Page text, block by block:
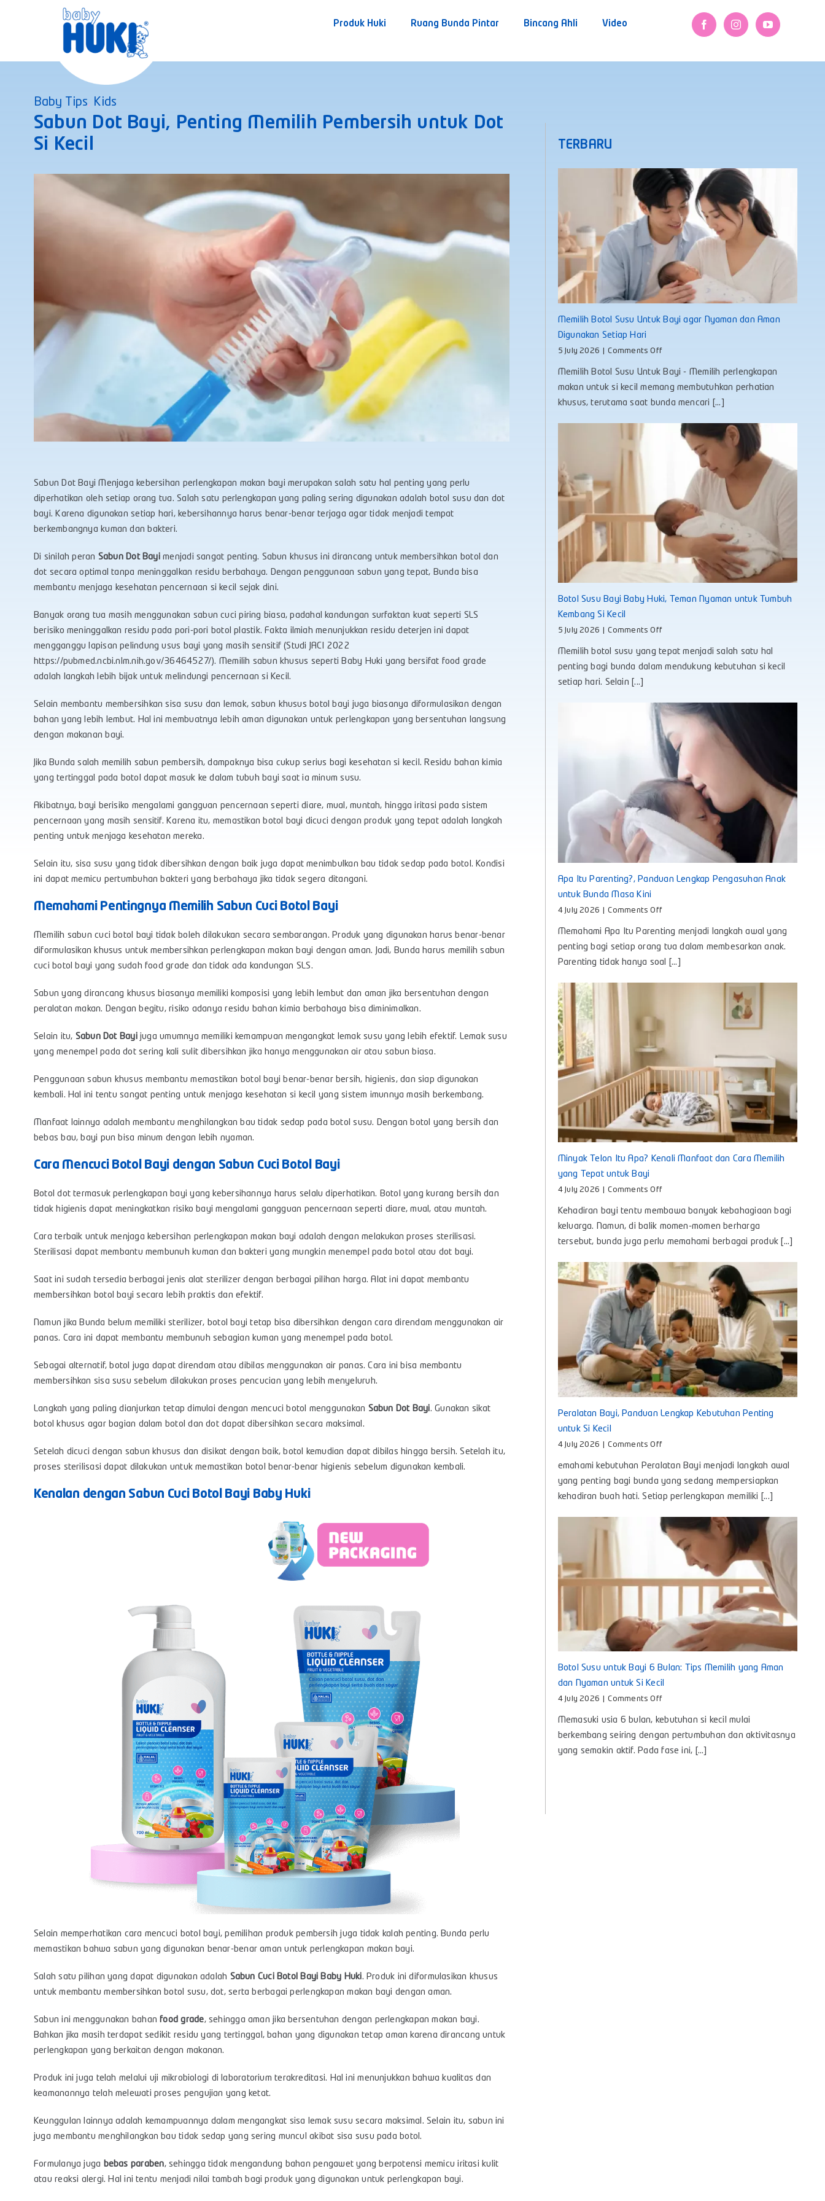
Produk Huki Ruang Bunda Pintar Bincang Ahli Video
Baby Tips, Kids
Sabun Dot Bayi, Penting Memilih Pembersih untuk Dot
Si Kecil
Sabun Dot Bayi Menjaga kebersihan perlengkapan makan bayi merupakan salah satu hal penting yang perlu
diperhatikan oleh setiap orang tua. Salah satu perlengkapan yang paling sering digunakan adalah botol susu dan dot
bayi. Karena digunakan setiap hari, kebersihannya harus benar-benar terjaga agar tidak menjadi tempat
berkembangnya kuman dan bakteri.
Di sinilah peran Sabun Dot Bayimenjadi sangat penting. Sabun khusus ini dirancang untuk membersihkan botol dan
dot secara optimal tanpa meninggalkan residu berbahaya. Dengan penggunaan sabun yang tepat, Bunda bisa
membantu menjaga kesehatan pencernaan si kecil sejak dini.
Banyak orang tua masih menggunakan sabun cuci piring biasa, padahal kandungan surfaktan kuat seperti SLS
berisiko meninggalkan residu pada pori-pori botol plastik. Fakta ilmiah menunjukkan residu deterjen ini dapat
mengganggu lapisan pelindung usus bayi yang masih sensitif (Studi JACI 2022
https://pubmed.ncbi.nlm.nih.gov/36464527/). Memilih sabun khusus seperti Baby Huki yang bersifat food grade
adalah langkah lebih bijak untuk melindungi pencernaan si Kecil.
Selain membantu membersihkan sisa susu dan lemak, sabun khusus botol bayi juga biasanya diformulasikan dengan
bahan yang lebih lembut. Hal ini membuatnya lebih aman digunakan untuk perlengkapan yang bersentuhan langsung
dengan makanan bayi.
Jika Bunda salah memilih sabun pembersih, dampaknya bisa cukup serius bagi kesehatan si kecil. Residu bahan kimia
yang tertinggal pada botol dapat masuk ke dalam tubuh bayi saat ia minum susu.
Akibatnya, bayi berisiko mengalami gangguan pencernaan seperti diare, mual, muntah, hingga iritasi pada sistem
pencernaan yang masih sensitif. Karena itu, memastikan botol bayi dicuci dengan produk yang tepat adalah langkah
penting untuk menjaga kesehatan mereka.
Selain itu, sisa susu yang tidak dibersihkan dengan baik juga dapat menimbulkan bau tidak sedap pada botol. Kondisi
ini dapat memicu pertumbuhan bakteri yang berbahaya jika tidak segera ditangani.
Memahami Pentingnya Memilih Sabun Cuci Botol Bayi
Memilih sabun cuci botol bayi tidak boleh dilakukan secara sembarangan. Produk yang digunakan harus benar-benar
diformulasikan khusus untuk membersihkan perlengkapan makan bayi dengan aman. Jadi, Bunda harus memilih sabun
cuci botol bayi yang sudah food grade dan tidak ada kandungan SLS.
Sabun yang dirancang khusus biasanya memiliki komposisi yang lebih lembut dan aman jika bersentuhan dengan
peralatan makan. Dengan begitu, risiko adanya residu bahan kimia berbahaya bisa diminimalkan.
Selain itu, Sabun Dot Bayijuga umumnya memiliki kemampuan mengangkat lemak susu yang lebih efektif. Lemak susu
yang menempel pada dot sering kali sulit dibersihkan jika hanya menggunakan air atau sabun biasa.
Penggunaan sabun khusus membantu memastikan botol bayi benar-benar bersih, higienis, dan siap digunakan
kembali. Hal ini tentu sangat penting untuk menjaga kesehatan si kecil yang sistem imunnya masih berkembang.
Manfaat lainnya adalah membantu menghilangkan bau tidak sedap pada botol susu. Dengan botol yang bersih dan
bebas bau, bayi pun bisa minum dengan lebih nyaman.
Cara Mencuci Botol Bayi dengan Sabun Cuci Botol Bayi
Botol dot termasuk perlengkapan bayi yang kebersihannya harus selalu diperhatikan. Botol yang kurang bersih dan
tidak higienis dapat meningkatkan risiko bayi mengalami gangguan pencernaan seperti diare, mual, atau muntah.
Cara terbaik untuk menjaga kebersihan perlengkapan makan bayi adalah dengan melakukan proses sterilisasi.
Sterilisasi dapat membantu membunuh kuman dan bakteri yang mungkin menempel pada botol atau dot bayi.
Saat ini sudah tersedia berbagai jenis alat sterilizerdengan berbagai pilihan harga. Alat ini dapat membantu
membersihkan botol bayi secara lebih praktis dan efektif.
Namun jika Bunda belum memiliki sterilizer, botol bayi tetap bisa dibersihkan dengan cara direndam menggunakan air
panas. Cara ini dapat membantu membunuh sebagian kuman yang menempel pada botol.
Sebagai alternatif, botol juga dapat direndam atau dibilas menggunakan air panas. Cara ini bisa membantu
membersihkan sisa susu sebelum dilakukan proses pencucian yang lebih menyeluruh.
Langkah yang paling dianjurkan tetap dimulai dengan mencuci botol menggunakan Sabun Dot Bayi. Gunakan sikat
botol khusus agar bagian dalam botol dan dot dapat dibersihkan secara maksimal.
Setelah dicuci dengan sabun khusus dan disikat dengan baik, botol kemudian dapat dibilas hingga bersih. Setelah itu,
proses sterilisasi dapat dilakukan untuk memastikan botol benar-benar higienis sebelum digunakan kembali.
Kenalan dengan Sabun Cuci Botol Bayi Baby Huki
Selain memperhatikan cara mencuci botol bayi, pemilihan produk pembersih juga tidak kalah penting. Bunda perlu
memastikan bahwa sabun yang digunakan benar-benar aman untuk perlengkapan makan bayi.
Salah satu pilihan yang dapat digunakan adalah Sabun Cuci Botol Bayi Baby Huki. Produk ini diformulasikan khusus
untuk membantu membersihkan botol susu, dot, serta berbagai perlengkapan makan bayi dengan aman.
Sabun ini menggunakan bahan food grade, sehingga aman jika bersentuhan dengan perlengkapan makan bayi.
Bahkan jika masih terdapat sedikit residu yang tertinggal, bahan yang digunakan tetap aman karena dirancang untuk
perlengkapan yang berkaitan dengan makanan.
Produk ini juga telah melalui uji mikrobiologi di laboratorium terakreditasi. Hal ini menunjukkan bahwa kualitas dan
keamanannya telah melewati proses pengujian yang ketat.
Keunggulan lainnya adalah kemampuannya dalam mengangkat sisa lemak susu secara maksimal. Selain itu, sabun ini
juga membantu menghilangkan bau tidak sedap yang sering muncul akibat sisa susu pada botol.
Formulanya juga bebas paraben, sehingga tidak mengandung bahan pengawet yang berpotensi memicu iritasi kulit
atau reaksi alergi. Hal ini tentu menjadi nilai tambah bagi produk yang digunakan untuk perlengkapan bayi.
TERBARU
Memilih Botol Susu Untuk Bayi agar Nyaman dan Aman
Digunakan Setiap Hari
5 July 2026 Comments Offon
Botol
Susu
Nyaman
Memilih Botol Susu Untuk Bayi - Memilih perlengkapan
makan untuk si kecil memang membutuhkan perhatian
khusus, terutama saat bunda mencari [...]
Botol Susu Bayi Baby Huki, Teman Nyaman untuk Tumbuh
Kembang Si Kecil
5 July 2026 Comments Offon
Susu
Bayi
Nyaman
untuk
Tumbuh
Kembang
Si
Kecil
Memilih botol susu yang tepat menjadi salah satu hal
penting bagi bunda dalam mendukung kebutuhan si kecil
setiap hari. Selain [...]
Apa Itu Parenting?, Panduan Lengkap Pengasuhan Anak
untuk Bunda Masa Kini
4 July 2026 Comments Offon
Itu
Parenting?,
Panduan
Lengkap
Memahami Apa Itu Parenting menjadi langkah awal yang
penting bagi setiap orang tua dalam membesarkan anak.
Parenting tidak hanya soal [...]
Minyak Telon Itu Apa? Kenali Manfaat dan Cara Memilih
yang Tepat untuk Bayi
4 July 2026 Comments Offon
Telon
Itu
Cara
Memilih
yang
Tepat
untuk
Bayi
Kehadiran bayi tentu membawa banyak kebahagiaan bagi
keluarga. Namun, di balik momen-momen berharga
tersebut, bunda juga perlu memahami berbagai produk [...]
Peralatan Bayi, Panduan Lengkap Kebutuhan Penting
untuk Si Kecil
4 July 2026 Comments Offon
Bayi,
Panduan
Lengkap
Kebutuhan
untuk
Si
Kecil
emahami kebutuhan Peralatan Bayi menjadi langkah awal
yang penting bagi bunda yang sedang mempersiapkan
kehadiran buah hati. Setiap perlengkapan memiliki [...]
Botol Susu untuk Bayi 6 Bulan: Tips Memilih yang Aman
dan Nyaman untuk Si Kecil
4 July 2026 Comments Offon
Susu
untuk
Bayi
Memasuki usia 6 bulan, kebutuhan si kecil mulai
berkembang seiring dengan pertumbuhan dan aktivitasnya
yang semakin aktif. Pada fase ini, [...]